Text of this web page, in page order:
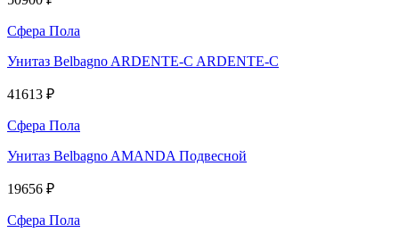
Сфера Пола
Унитаз Belbagno ARDENTE-C ARDENTE-C
41613 ₽
Сфера Пола
Унитаз Belbagno AMANDA Подвесной
19656 ₽
Сфера Пола